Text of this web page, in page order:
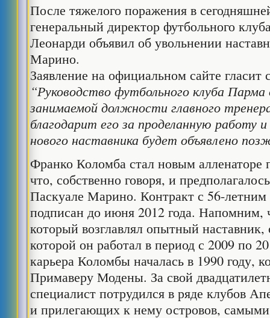
После тяжелого поражения в
генеральный директор футбольного
Леонарди объявил об увольнении
Марино.
Заявление на официальном сайте
“Руководство футбольного клуба
занимаемой должности главного
благодарит его за проделанную работу
нового наставника будет объявлено
Франко Коломба стал новым алленаторе
что, собственно говоря, и
Паскуале Марино. Контракт с 56-
подписан до июня 2012 года. Напомним,
который возглавлял опытный наставник,
которой он работал в период с 2009 по
карьера Коломбы началась в 1990 году,
Примаверу Модены. За свой
специалист потрудился в ряде клубов
и прилегающих к нему островов,